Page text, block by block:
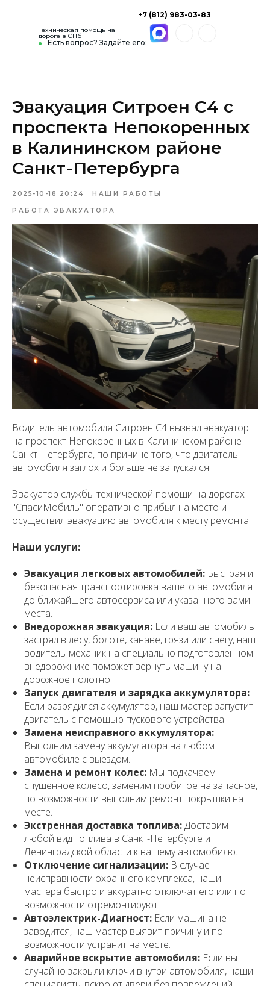
Есть вопрос? Задайте его:
+7 (812) 983-03-83
Техническая помощь на
дороге в СПб
Эвакуация Ситроен С4 с
проспекта Непокоренных
в Калининском районе
Санкт-Петербурга
2025-10-18 20:24 НАШИ РАБОТЫ
РАБОТА ЭВАКУАТОРА
Водитель автомобиля Ситроен С4 вызвал эвакуатор
на проспект Непокоренных в Калининском районе
Санкт-Петербурга, по причине того, что двигатель
автомобиля заглох и больше не запускался.
Эвакуатор службы технической помощи на дорогах
"СпасиМобиль" оперативно прибыл на место и
осуществил эвакуацию автомобиля к месту ремонта.
Наши услуги:
Эвакуация легковых автомобилей: Быстрая и
безопасная транспортировка вашего автомобиля
до ближайшего автосервиса или указанного вами
места.
Внедорожная эвакуация: Если ваш автомобиль
застрял в лесу, болоте, канаве, грязи или снегу, наш
водитель-механик на специально подготовленном
внедорожнике поможет вернуть машину на
дорожное полотно.
Запуск двигателя и зарядка аккумулятора:
Если разрядился аккумулятор, наш мастер запустит
двигатель с помощью пускового устройства.
Замена неисправного аккумулятора:
Выполним замену аккумулятора на любом
автомобиле с выездом.
Замена и ремонт колес: Мы подкачаем
спущенное колесо, заменим пробитое на запасное,
по возможности выполним ремонт покрышки на
месте.
Экстренная доставка топлива:Доставим
любой вид топлива в Санкт-Петербурге и
Ленинградской области к вашему автомобилю.
Отключение сигнализации: В случае
неисправности охранного комплекса, наши
мастера быстро и аккуратно отключат его или по
возможности отремонтируют.
Автоэлектрик-Диагност: Если машина не
заводится, наш мастер выявит причину и по
возможности устранит на месте.
Аварийное вскрытие автомобиля: Если вы
случайно закрыли ключи внутри автомобиля, наши